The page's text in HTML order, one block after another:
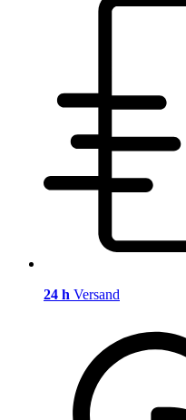
24 h Versand